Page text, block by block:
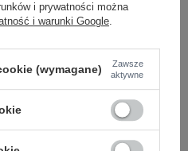
I ZOBACZ CENĘ
Zadaj pytanie
i prywatności można
i warunki Google.
(wymagane)
Zawsze
aktywne